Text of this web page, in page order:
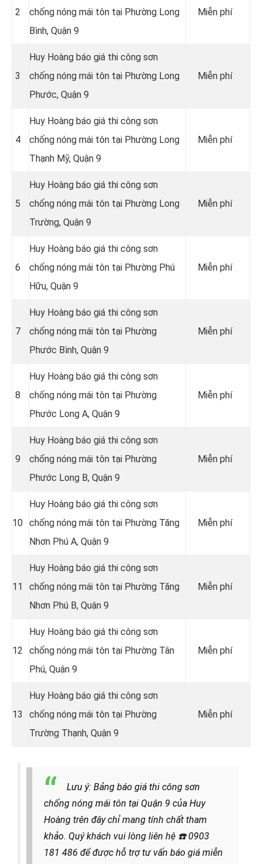
2
chống nóng mái tôn tại Phường Long
Bình, Quận 9
Miễn phí
3
Huy Hoàng báo giá thi công sơn
chống nóng mái tôn tại Phường Long
Phước, Quận 9
Miễn phí
4
Huy Hoàng báo giá thi công sơn
chống nóng mái tôn tại Phường Long
Thạnh Mỹ, Quận 9
Miễn phí
5
Huy Hoàng báo giá thi công sơn
chống nóng mái tôn tại Phường Long
Trường, Quận 9
Miễn phí
6
Huy Hoàng báo giá thi công sơn
chống nóng mái tôn tại Phường Phú
Hữu, Quận 9
Miễn phí
7
Huy Hoàng báo giá thi công sơn
chống nóng mái tôn tại Phường
Phước Bình, Quận 9
Miễn phí
8
Huy Hoàng báo giá thi công sơn
chống nóng mái tôn tại Phường
Phước Long A, Quận 9
Miễn phí
9
Huy Hoàng báo giá thi công sơn
chống nóng mái tôn tại Phường
Phước Long B, Quận 9
Miễn phí
10
Huy Hoàng báo giá thi công sơn
chống nóng mái tôn tại Phường Tăng
Nhơn Phú A, Quận 9
Miễn phí
11
Huy Hoàng báo giá thi công sơn
chống nóng mái tôn tại Phường Tăng
Nhơn Phú B, Quận 9
Miễn phí
12
Huy Hoàng báo giá thi công sơn
chống nóng mái tôn tại Phường Tân
Phú, Quận 9
Miễn phí
13
Huy Hoàng báo giá thi công sơn
chống nóng mái tôn tại Phường
Trường Thạnh, Quận 9
Miễn phí
Lưu ý: Bảng báo giá thi công sơn
chống nóng mái tôn tại Quận 9 của Huy
Hoàng trên đây chỉ mang tính chất tham
khảo. Quý khách vui lòng liên hệ ☎️0903
181 486 để được hỗ trợ tư vấn báo giá miễn